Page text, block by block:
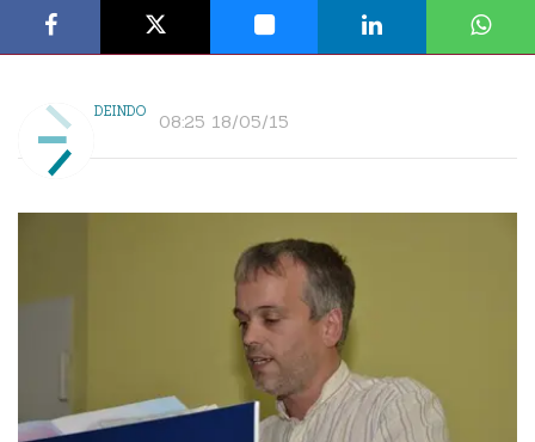
DEINDO 08:25 18/05/15